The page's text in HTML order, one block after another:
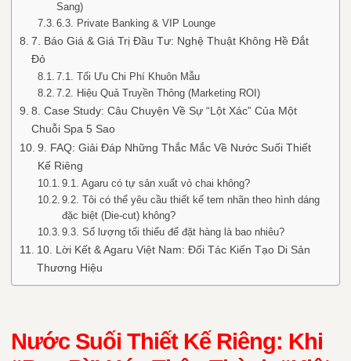
Sang)
6.3. Private Banking & VIP Lounge
7. Báo Giá & Giá Trị Đầu Tư: Nghệ Thuật Không Hề Đắt
Đỏ
7.1. Tối Ưu Chi Phí Khuôn Mẫu
7.2. Hiệu Quả Truyền Thông (Marketing ROI)
8. Case Study: Câu Chuyện Về Sự “Lột Xác” Của Một
Chuỗi Spa 5 Sao
9. FAQ: Giải Đáp Những Thắc Mắc Về Nước Suối Thiết
Kế Riêng
9.1. Agaru có tự sản xuất vỏ chai không?
9.2. Tôi có thể yêu cầu thiết kế tem nhãn theo hình dáng
đặc biệt (Die-cut) không?
9.3. Số lượng tối thiểu để đặt hàng là bao nhiêu?
10. Lời Kết & Agaru Việt Nam: Đối Tác Kiến Tạo Di Sản
Thương Hiệu
Nước Suối Thiết Kế Riêng: Khi